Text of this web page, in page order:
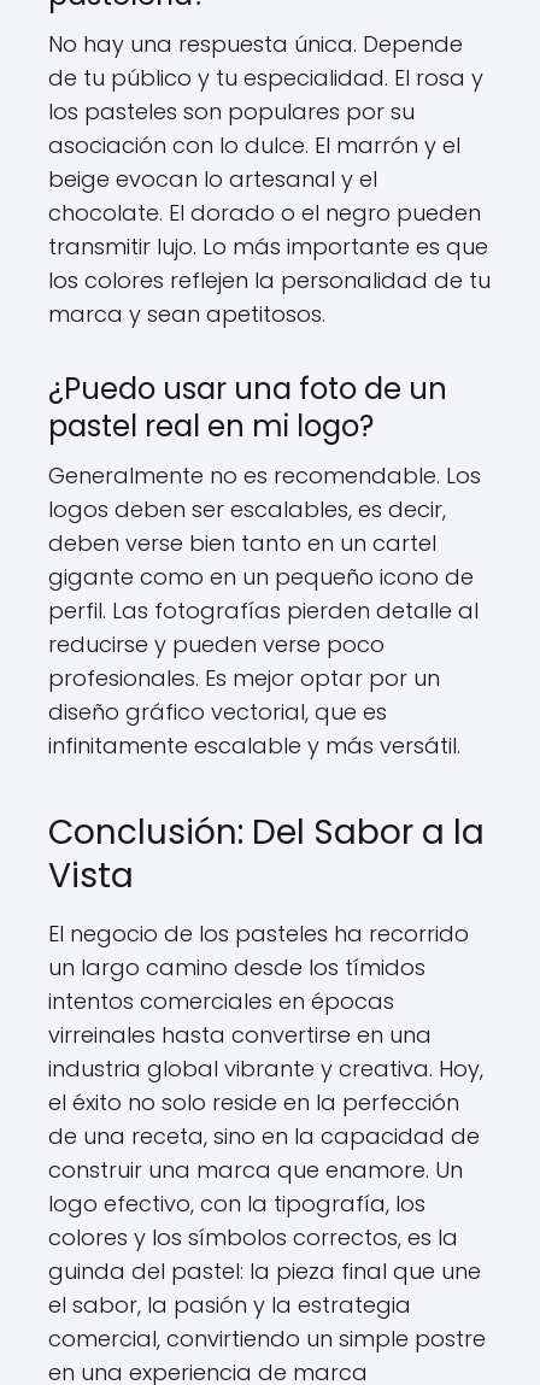
No hay una respuesta única. Depende
de tu público y tu especialidad. El rosa y
los pasteles son populares por su
asociación con lo dulce. El marrón y el
beige evocan lo artesanal y el
chocolate. El dorado o el negro pueden
transmitir lujo. Lo más importante es que
los colores reflejen la personalidad de tu
marca y sean apetitosos.
¿Puedo usar una foto de un
pastel real en mi logo?
Generalmente no es recomendable. Los
logos deben ser escalables, es decir,
deben verse bien tanto en un cartel
gigante como en un pequeño icono de
perfil. Las fotografías pierden detalle al
reducirse y pueden verse poco
profesionales. Es mejor optar por un
diseño gráfico vectorial, que es
infinitamente escalable y más versátil.
Conclusión: Del Sabor a la
Vista
El negocio de los pasteles ha recorrido
un largo camino desde los tímidos
intentos comerciales en épocas
virreinales hasta convertirse en una
industria global vibrante y creativa. Hoy,
el éxito no solo reside en la perfección
de una receta, sino en la capacidad de
construir una marca que enamore. Un
logo efectivo, con la tipografía, los
colores y los símbolos correctos, es la
guinda del pastel: la pieza final que une
el sabor, la pasión y la estrategia
comercial, convirtiendo un simple postre
en una experiencia de marca